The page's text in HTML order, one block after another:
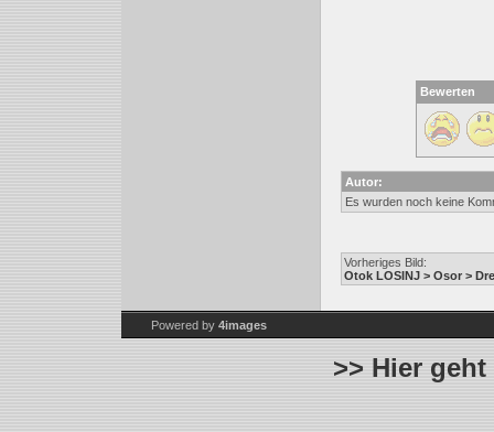
Bewerten
Autor:
Es wurden noch keine
Vorheriges Bild:
Otok LOSINJ > Osor >
Powered by 4images
>> Hier